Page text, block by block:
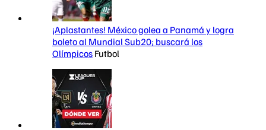
¡Aplastantes! México golea a Panamá y logra
boleto al Mundial Sub20; buscará los
Olímpicos Futbol